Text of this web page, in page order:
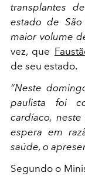
transplantes
estado de
maior volume
vez, que
de seu estado.
“Neste
paulista foi
cardíaco,
espera em
saúde, o
Segundo o